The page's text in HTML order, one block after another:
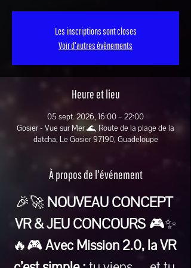
Les inscriptions sont closes
Voir d'autres événements
Heure et lieu
05 sept. 2026, 16:00 – 22:00
Gosier - Vue sur Mer 🌊, Route de la plage de la
datcha, Le Gosier 97190, Guadeloupe
À propos de l'événement
🎉🚀 NOUVEAU CONCEPT
VR & JEU CONCOURS 🎮✨
🔥🎮 Avec Mission 2.0, la VR